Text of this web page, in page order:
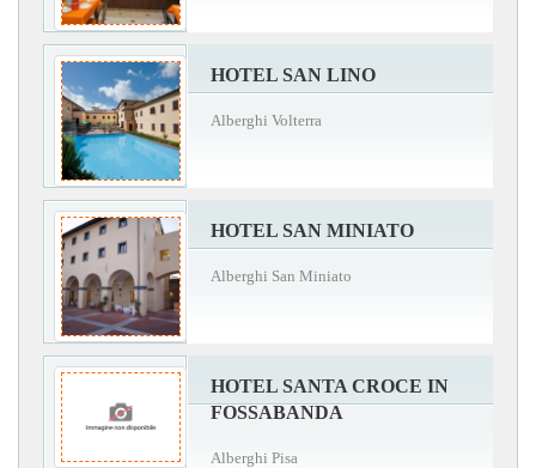
HOTEL SAN LINO
Alberghi Volterra
HOTEL SAN MINIATO
Alberghi San Miniato
HOTEL SANTA CROCE IN
FOSSABANDA
Alberghi Pisa